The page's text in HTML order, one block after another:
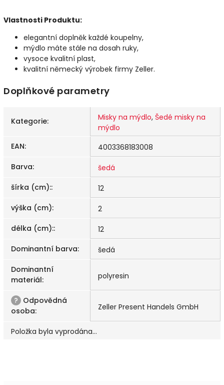
Vlastnosti Produktu:
elegantní doplněk každé koupelny,
mýdlo máte stále na dosah ruky,
vysoce kvalitní plast,
kvalitní německý výrobek firmy Zeller.
Doplňkové parametry
Kategorie: Misky na mýdlo, Šedé misky na
mýdlo
EAN:
4003368183008
Barva:
šedá
šírka (cm)::
12
výška (cm):
2
délka (cm)::
12
Dominantní barva:
šedá
Dominantní
materiál: polyresin
? Odpovědná
osoba: Zeller Present Handels GmbH
Položka byla vyprodána…